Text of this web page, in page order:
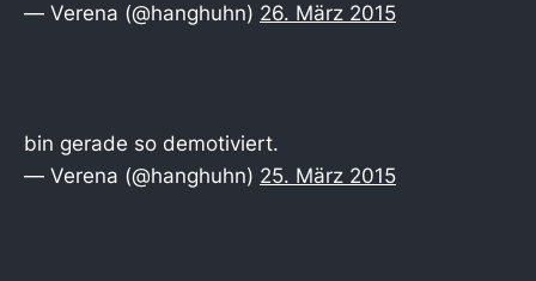
— Verena (@hanghuhn) 26. März 2015
bin gerade so demotiviert.
— Verena (@hanghuhn) 25. März 2015